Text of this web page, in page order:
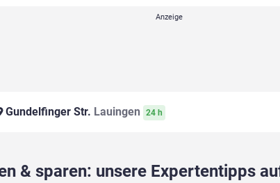
Gundelfinger Str. Lauingen 24 h
& sparen: unsere Expertentipps